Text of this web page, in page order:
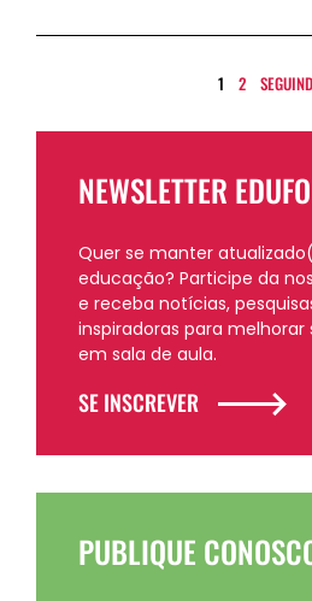
1 2
NEWSLETTER
Quer se manter
educação? Participe da
e receba notícias,
inspiradoras para melhorar
em sala de aula.
SE INSCREVER
PUBLIQUE